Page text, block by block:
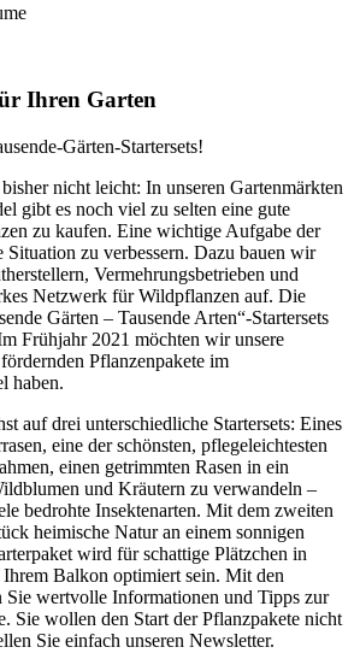
Ihren Garten
Gärten-Startersets!
nicht leicht: In unseren Gartenmärkten
gibt es noch viel zu selten eine gute
zu kaufen. Eine wichtige Aufgabe der
Situation zu verbessern. Dazu bauen wir
Vermehrungsbetrieben und
Netzwerk für Wildpflanzen auf. Die
Gärten – Tausende Arten“-Startersets
Frühjahr 2021 möchten wir unsere
Pflanzenpakete im
haben.
auf drei unterschiedliche Startersets: Eines
eine der schönsten, pflegeleichtesten
einen getrimmten Rasen in ein
und Kräutern zu verwandeln –
bedrohte Insektenarten. Mit dem zweiten
heimische Natur an einem sonnigen
wird für schattige Plätzchen in
Balkon optimiert sein. Mit den
Sie wertvolle Informationen und Tipps zur
Sie wollen den Start der Pflanzpakete nicht
Sie einfach unseren Newsletter.